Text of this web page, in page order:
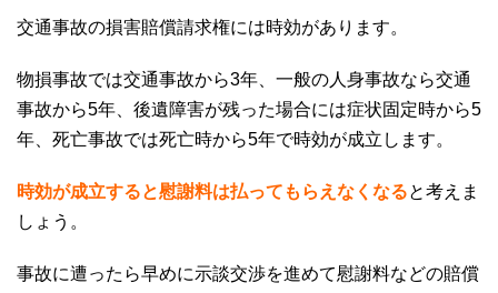
交通事故の損害賠償請求権には時効があります。
物損事故では交通事故から3年、一般の人身事故なら交通
事故から5年、後遺障害が残った場合には症状固定時から5
年、死亡事故では死亡時から5年で時効が成立します。
時効が成立すると慰謝料は払ってもらえなくなると考えま
しょう。
事故に遭ったら早めに示談交渉を進めて慰謝料などの賠償